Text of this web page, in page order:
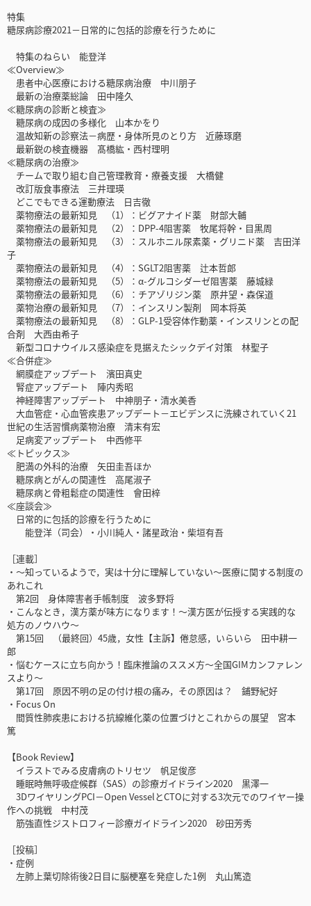
特集
糖尿病診療2021－日常的に包括的診療を行うために
特集のねらい 能登洋
≪Overview≫
患者中心医療における糖尿病治療 中川朋子
最新の治療薬総論 田中隆久
≪糖尿病の診断と検査≫
糖尿病の成因の多様化 山本かをり
温故知新の診察法－病歴・身体所見のとり方 近藤琢磨
最新鋭の検査機器 髙橋紘・西村理明
≪糖尿病の治療≫
チームで取り組む自己管理教育・療養支援 大橋健
改訂版食事療法 三井理瑛
どこでもできる運動療法 日吉徹
薬物療法の最新知見 （1）：ビグアナイド薬 財部大輔
薬物療法の最新知見 （2）：DPP-4阻害薬 牧尾将幹・目黒周
薬物療法の最新知見 （3）：スルホニル尿素薬・グリニド薬 吉田洋
子
薬物療法の最新知見 （4）：SGLT2阻害薬 辻本哲郎
薬物療法の最新知見 （5）：α-グルコシダーゼ阻害薬 藤城緑
薬物療法の最新知見 （6）：チアゾリジン薬 原井望・森保道
薬物治療の最新知見 （7）：インスリン製剤 岡本将英
薬物療法の最新知見 （8）：GLP-1受容体作動薬・インスリンとの配
合剤 大西由希子
新型コロナウイルス感染症を見据えたシックデイ対策 林聖子
≪合併症≫
網膜症アップデート 濱田真史
腎症アップデート 陣内秀昭
神経障害アップデート 中神朋子・清水美香
大血管症・心血管疾患アップデート－エビデンスに洗練されていく21
世紀の生活習慣病薬物治療 清末有宏
足病変アップデート 中西修平
≪トピックス≫
肥満の外科的治療 矢田圭吾ほか
糖尿病とがんの関連性 高尾淑子
糖尿病と骨粗鬆症の関連性 會田梓
≪座談会≫
日常的に包括的診療を行うために
能登洋（司会）・小川純人・諸星政治・柴垣有吾
［連載］
・～知っているようで，実は十分に理解していない～医療に関する制度の
あれこれ
第2回 身体障害者手帳制度 波多野将
・こんなとき，漢方薬が味方になります！～漢方医が伝授する実践的な
処方のノウハウ～
第15回 （最終回）45歳，女性【主訴】倦怠感，いらいら 田中耕一
郎
・悩むケースに立ち向かう！臨床推論のススメ方～全国GIMカンファレン
スより～
第17回 原因不明の足の付け根の痛み，その原因は？ 鋪野紀好
・Focus On
間質性肺疾患における抗線維化薬の位置づけとこれからの展望 宮本
篤
【Book Review】
イラストでみる皮膚病のトリセツ 帆足俊彦
睡眠時無呼吸症候群（SAS）の診療ガイドライン2020 黒澤一
3DワイヤリングPCI－Open VesselとCTOに対する3次元でのワイヤー操
作への挑戦 中村茂
筋強直性ジストロフィー診療ガイドライン2020 砂田芳秀
［投稿］
・症例
左肺上葉切除術後2日目に脳梗塞を発症した1例 丸山篤造